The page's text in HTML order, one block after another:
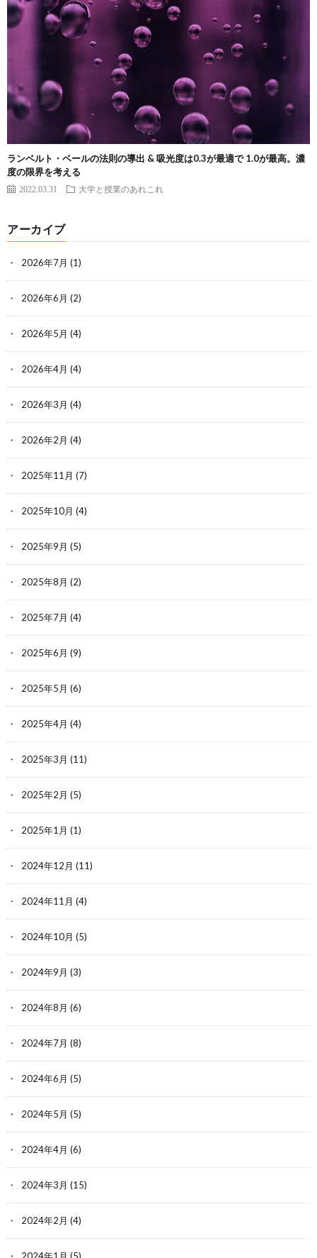
ランベルト・ベールの法則の導出 & 吸光度は0.3が最適で 1.0が最高。濃
度の限界を考える
2022.03.31 大学と授業のあれこれ
アーカイブ
2026年7月 (1)
2026年6月 (2)
2026年5月 (4)
2026年4月 (4)
2026年3月 (4)
2026年2月 (4)
2025年11月 (7)
2025年10月 (4)
2025年9月 (5)
2025年8月 (2)
2025年7月 (4)
2025年6月 (9)
2025年5月 (6)
2025年4月 (4)
2025年3月 (11)
2025年2月 (5)
2025年1月 (1)
2024年12月 (11)
2024年11月 (4)
2024年10月 (5)
2024年9月 (3)
2024年8月 (6)
2024年7月 (8)
2024年6月 (5)
2024年5月 (5)
2024年4月 (6)
2024年3月 (15)
2024年2月 (4)
2024年1月 (5)